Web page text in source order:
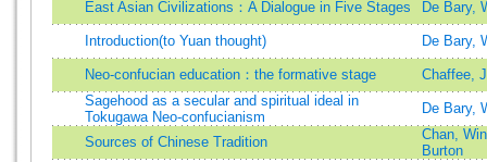
East Asian Civilizations：A Dialogue in Five Stages De Bary,
Introduction(to Yuan thought) De Bary,
Neo-confucian education：the formative stage
Chaffee,
Sagehood as a secular and spiritual ideal in
Tokugawa Neo-confucianism
De Bary,
Sources of Chinese Tradition
Chan,
Burton